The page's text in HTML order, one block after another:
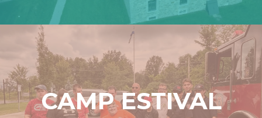
CAMP ESTIVAL